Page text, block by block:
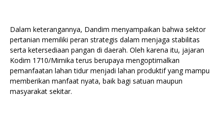
Dalam keterangannya, Dandim menyampaikan bahwa sektor
pertanian memiliki peran strategis dalam menjaga stabilitas
serta ketersediaan pangan di daerah. Oleh karena itu, jajaran
Kodim 1710/Mimika terus berupaya mengoptimalkan
pemanfaatan lahan tidur menjadi lahan produktif yang mampu
memberikan manfaat nyata, baik bagi satuan maupun
masyarakat sekitar.